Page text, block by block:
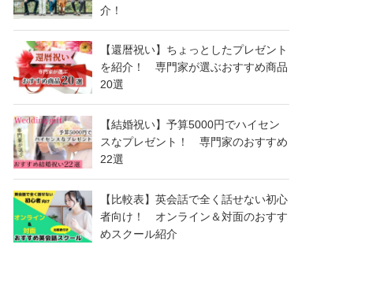
介！
【還暦祝い】ちょっとしたプレゼント
を紹介！ 専門家が選ぶおすすめ商品
20選
【結婚祝い】予算5000円でハイセン
スなプレゼント！ 専門家のおすすめ
22選
【比較表】英会話で全く話せない初心
者向け！ オンライン＆対面のおすす
めスクール紹介